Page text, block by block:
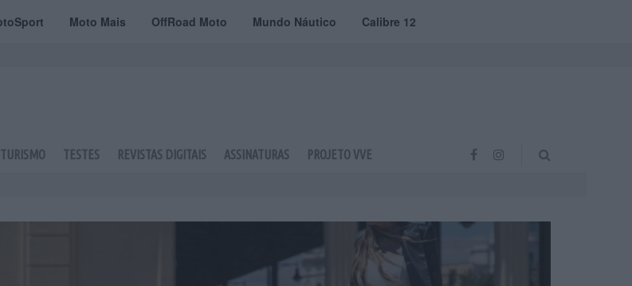
Moto Mais OffRoad Moto Mundo Náutico Calibre 12
TESTES REVISTAS DIGITAIS ASSINATURAS PROJETO VVE